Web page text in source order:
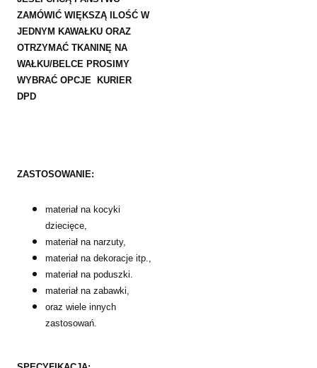
ZAMÓWIĆ WIĘKSZĄ ILOŚĆ W
JEDNYM KAWAŁKU ORAZ
OTRZYMAĆ TKANINĘ NA
WAŁKU/BELCE PROSIMY
WYBRAĆ OPCJE KURIER
DPD
ZASTOSOWANIE:
materiał na kocyki
dziecięce,
materiał na narzuty,
materiał na dekoracje itp.,
materiał na poduszki.
materiał na zabawki,
oraz wiele innych
zastosowań.